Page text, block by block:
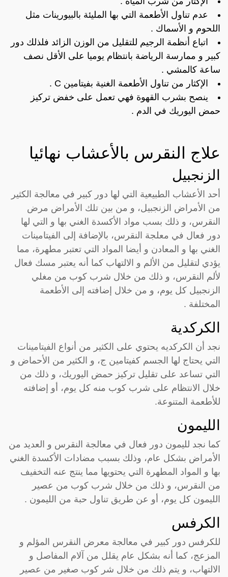
عدم تناول الأطعمة التي بها المليئة بالبيورينات مثل
اللحوم و الأسماك .
اتباع أنظمة الرجيم للتقليل من الوزن الزائد فلذلك دور
كبير و ممارسة الرياضة بانتظام يوميا على الأقل نصف
ساعة كالمشي .
الإكثار من تناول الأطعمة الغنية بفيتامين C .
ينصح بشرب القهوة فهي تعمل على خفض تركيز
حمض اليوريك في الدم .
علاج النقرس بالأعشاب نهائيا
الزنجبيل
أحد الأعشاب الطبيعية التي لها دور كبير في معالجة الكثير
من الأمراض الزنجبيل، و من بين تلك الأمراض مرض
النقرس، و ذلك بسب مواد الأكسدة الغني بها و التي لها
دور فعال في معلجة النقرس، بالإضافة إلى الفيتامينات
الغني بها و المعادن و أيضا المواد التي تعتبر مطهرة، مما
يؤدي لتقليل من الألم و الالتهاب كما أنه يعتبر مسك فعال
لألم النقرس، و ذلك من خلال شرب كوب من مغلي
الزنجبيل كل يوم، و من خلال إضافته إلى الأطعمة
المختلفة .
الكركدية
نجد أن الكركديه يحتوي على الكثير من أنواع الفيتامينات
التي يحتاج لها الجسم كفيتامين ج، و الكثير من الأحماض و
التي تساعد على تقليل تركيز حمض اليوريك، و ذلك من
خلال الانتظام على شرب كوب منه كل يوم، أو إضافته
للأطعمة المتنوعة.
الليمون
كما نجد لليمون دور فعال في معالجة النقرس و العديد من
الأمراض بشكل عام، وذلك بسبب مضادات الأكسدة الغني
بها و المواد المطهرة التي يحتويها مما ينتج عنه التخفيف
من النقرس، و ذلك من خلال شرب كوب من عصير
الليمون كل يوم، أو عن طريق تناول حبة من الليمون .
الكرفس
للكرفس دور كبير في معالجة معرض النقرس المؤلم و
المزعج، كما أنه بشكل عام يقلل من آلام المفاصل و
الالتهاب، و يتم ذلك من خلال شر كوب صغير من عصير